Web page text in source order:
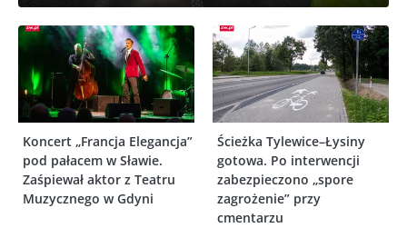
Koncert „Francja Elegancja”
pod pałacem w Sławie.
Zaśpiewał aktor z Teatru
Muzycznego w Gdyni
Ścieżka Tylewice–Łysiny
gotowa. Po interwencji
zabezpieczono „spore
zagrożenie” przy
cmentarzu